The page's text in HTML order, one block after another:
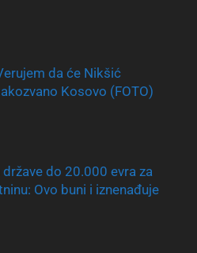
da će Nikšić
Kosovo (FOTO)
do 20.000 evra za
Ovo buni i iznenađuje